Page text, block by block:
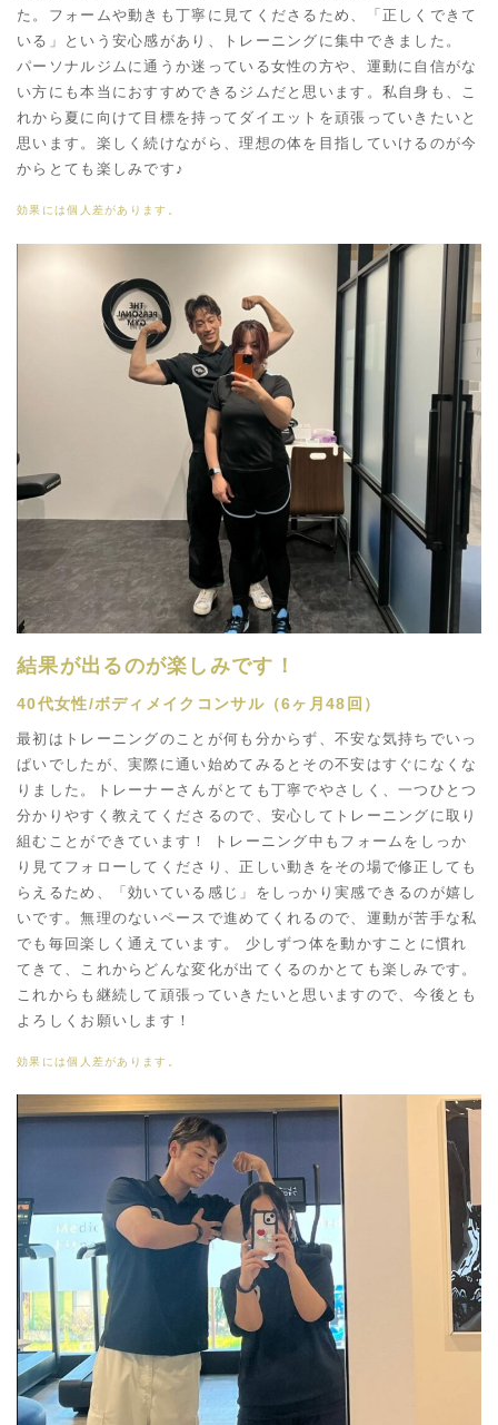
た。フォームや動きも丁寧に見てくださるため、「正しくできて
いる」という安心感があり、トレーニングに集中できました。
パーソナルジムに通うか迷っている女性の方や、運動に自信がな
い方にも本当におすすめできるジムだと思います。私自身も、こ
れから夏に向けて目標を持ってダイエットを頑張っていきたいと
思います。楽しく続けながら、理想の体を目指していけるのが今
からとても楽しみです♪
効果には個人差があります。
結果が出るのが楽しみです！
40代女性/ボディメイクコンサル（6ヶ月48回）
最初はトレーニングのことが何も分からず、不安な気持ちでいっ
ぱいでしたが、実際に通い始めてみるとその不安はすぐになくな
りました。トレーナーさんがとても丁寧でやさしく、一つひとつ
分かりやすく教えてくださるので、安心してトレーニングに取り
組むことができています！ トレーニング中もフォームをしっか
り見てフォローしてくださり、正しい動きをその場で修正しても
らえるため、「効いている感じ」をしっかり実感できるのが嬉し
いです。無理のないペースで進めてくれるので、運動が苦手な私
でも毎回楽しく通えています。 少しずつ体を動かすことに慣れ
てきて、これからどんな変化が出てくるのかとても楽しみです。
これからも継続して頑張っていきたいと思いますので、今後とも
よろしくお願いします！
効果には個人差があります。